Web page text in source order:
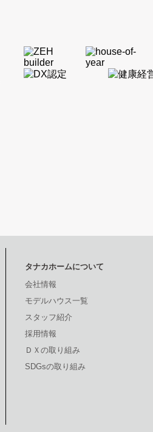
タナカホームについて
会社情報
モデルハウス一覧
スタッフ紹介
採用情報
ＤＸの取り組み
SDGsの取り組み